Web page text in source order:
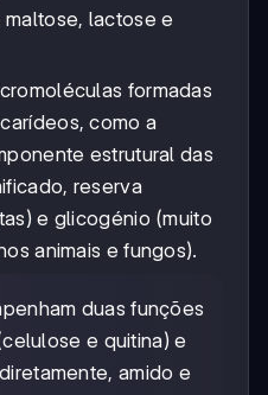
lactose e
formadas
como a
estrutural das
reserva
e glicogénio (muito
animais e fungos).
duas funções
e quitina) e
amido e